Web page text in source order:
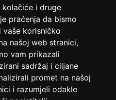
kolačiće i druge
praćenja da bismo
vaše korisničko
našoj web stranici,
vam prikazali
sadržaj i ciljane
promet na našoj
i razumjeli odakle
6, Rijeka